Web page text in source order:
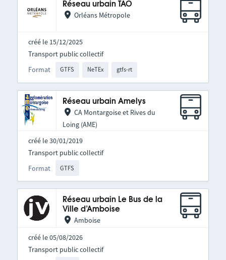
Réseau urbain TAO
Orléans Métropole
créé le 15/12/2025
Format GTFS NeTEx gtfs-rt
Transport public collectif
Réseau urbain Amelys
CA Montargoise et Rives du
Loing (AME)
créé le 30/01/2019
Format GTFS
Transport public collectif
Réseau urbain Le Bus de la
Ville d’Amboise
Amboise
créé le 05/08/2026
Transport public collectif